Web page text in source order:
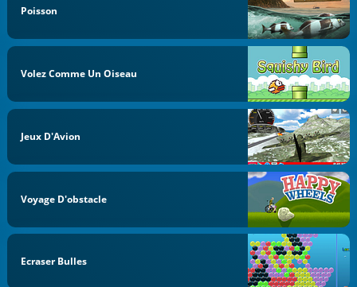
Poisson
Volez Comme Un Oiseau
Jeux D'Avion
Voyage D'obstacle
Ecraser Bulles